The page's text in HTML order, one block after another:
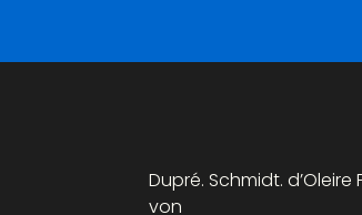
Dupré. Schmidt.
von